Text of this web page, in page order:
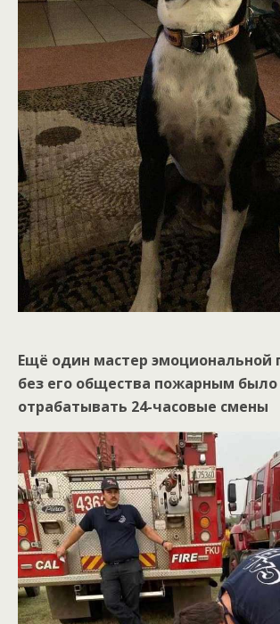
Ещё один мастер эмоциональной
без его общества пожарным
отрабатывать 24-часовые смены